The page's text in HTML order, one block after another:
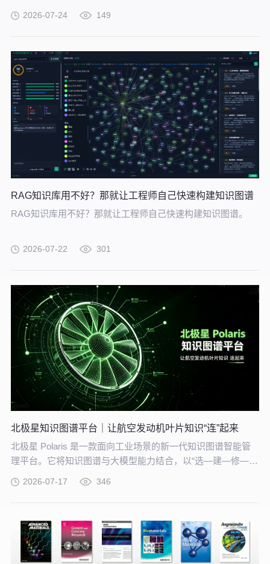
2026-07-24 149
RAG知识库用不好？那就让工程师自己快速构建知识图谱
RAG知识库用不好？那就让工程师自己快速构建知识图谱。
2026-07-22 301
北极星知识图谱平台｜让航空发动机叶片知识“连”起来
北极星 Polaris 是一款面向工业场景的新一代知识图谱智能管
理平台。它将知识图谱与大模型能力结合，以“选—建—修—
的知识网络。
2026-07-17 346